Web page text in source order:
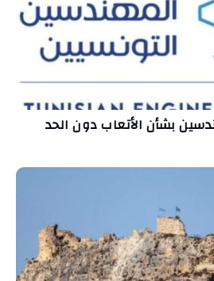
بشأن الأتعاب دون الحد